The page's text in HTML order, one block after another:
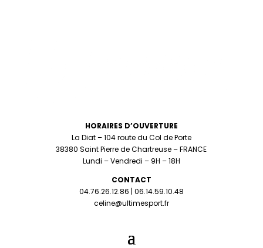
HORAIRES D’OUVERTURE
La Diat – 104 route du Col de Porte
38380 Saint Pierre de Chartreuse – FRANCE
Lundi – Vendredi – 9H – 18H
CONTACT
04.76.26.12.86 | 06.14.59.10.48
celine@ultimesport.fr